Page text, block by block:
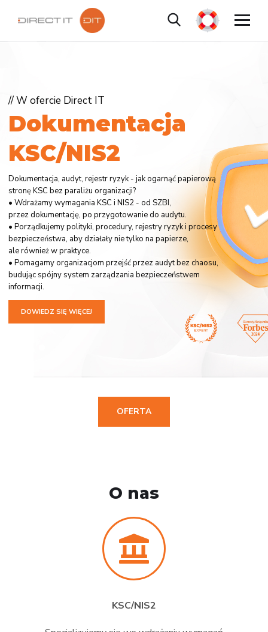
Dokumentacja
KSC/NIS2
Dokumentacja, audyt, rejestr ryzyk - jak ogarnąć papierową
stronę KSC bez paraliżu organizacji?
• Wdrażamy wymagania KSC i NIS2 - od SZBI,
przez dokumentację, po przygotowanie do audytu.
• Porządkujemy polityki, procedury, rejestry ryzyk i procesy
bezpieczeństwa, aby działały nie tylko na papierze,
ale również w praktyce.
• Pomagamy organizacjom przejść przez audyt bez chaosu,
budując spójny system zarządzania bezpieczeństwem
informacji.
// W ofercie Direct IT
DOWIEDZ SIĘ WIĘCEJ
OFERTA
O nas
KSC/NIS2